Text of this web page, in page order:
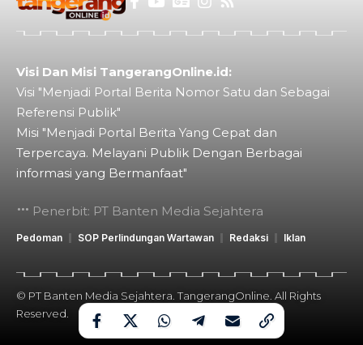
Visi Dan Misi TangerangOnline.id:
Visi "Menjadi Portal Berita Nomor Satu dan Sebagai
Referensi Publik"
Misi "Menjadi Portal Berita Yang Cepat dan
Terpercaya. Melayani Publik Dengan Berbagai
informasi yang Bermanfaat"
Penerbit: PT Banten Media Sejahtera
Pedoman SOP Perlindungan Wartawan Redaksi Iklan
© PT Banten Media Sejahtera. TangerangOnline. All Rights
Reserved.